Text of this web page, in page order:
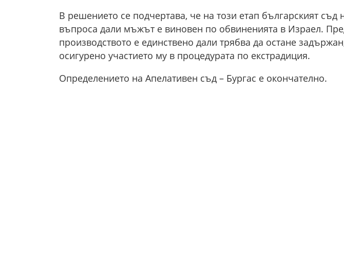
В решението се подчертава, че на този етап българският съд
въпроса дали мъжът е виновен по обвиненията в Израел.
производството е единствено дали трябва да остане
осигурено участието му в процедурата по екстрадиция.
Определението на Апелативен съд – Бургас е окончателно.